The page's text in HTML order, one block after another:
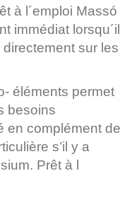
à l´emploi Massó
immédiat lorsqu´il
sur les
éléments permet
besoins
en complément de
s’il y a
Prêt à l